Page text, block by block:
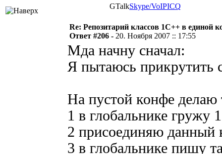
GTalkSkype/VoIPICQ
Re: Репозитарий классов 1С++ в единой
Ответ #206 - 20. Ноября 2007 :: 17:55
Мда начну сначал:
Я пытаюсь прикрутить
На пустой конфе делаю
1 в глобальнике гружу
2 присоединяю данный
3 в глобальнике пишу